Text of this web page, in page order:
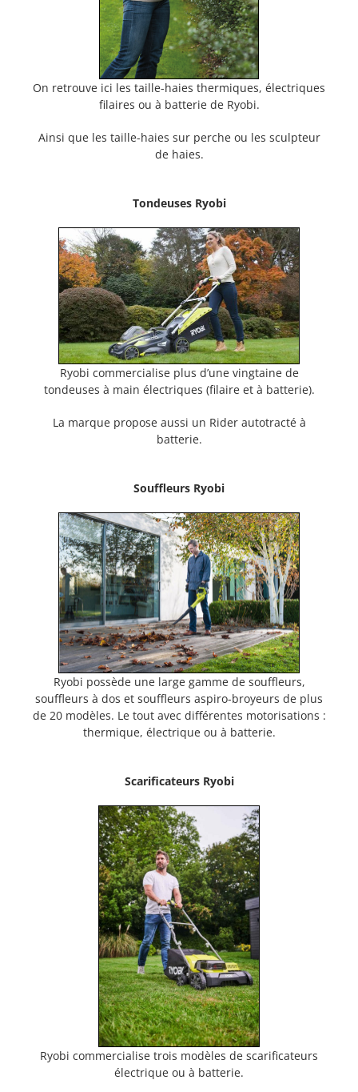
On retrouve ici les taille-haies thermiques, électriques
filaires ou à batterie de Ryobi.
Ainsi que les taille-haies sur perche ou les sculpteur
de haies.
Tondeuses Ryobi
Ryobi commercialise plus d’une vingtaine de
tondeuses à main électriques (filaire et à batterie).
La marque propose aussi un Rider autotracté à
batterie.
Souffleurs Ryobi
Ryobi possède une large gamme de souffleurs,
souffleurs à dos et souffleurs aspiro-broyeurs de plus
de 20 modèles. Le tout avec différentes motorisations :
thermique, électrique ou à batterie.
Scarificateurs Ryobi
Ryobi commercialise trois modèles de scarificateurs
électrique ou à batterie.